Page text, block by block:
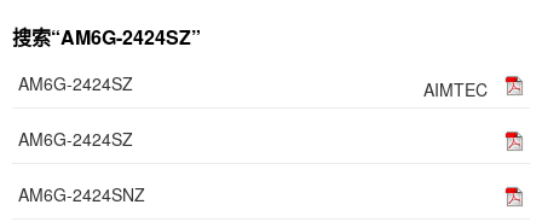
搜索“AM6G-2424SZ”
AM6G-2424SZ AIMTEC
AM6G-2424SZ
AM6G-2424SNZ